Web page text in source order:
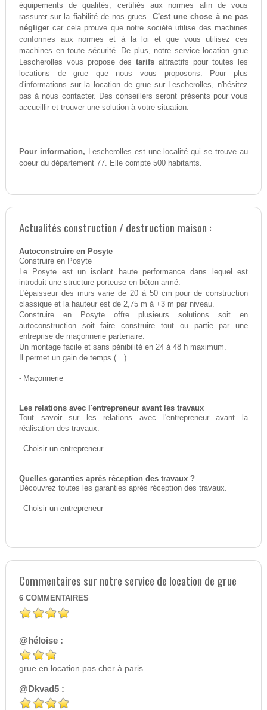
équipements de qualités, certifiés aux normes afin de vous
rassurer sur la fiabilité de nos grues. C'est une chose à ne pas
négligercar cela prouve que notre société utilise des machines
conformes aux normes et à la loi et que vous utilisez ces
machines en toute sécurité. De plus, notre service location grue
Lescherolles vous propose des tarifs attractifs pour toutes les
locations de grue que nous vous proposons. Pour plus
d'informations sur la location de grue sur Lescherolles, n'hésitez
pas à nous contacter. Des conseillers seront présents pour vous
accueillir et trouver une solution à votre situation.
Pour information, Lescherolles est une localité qui se trouve au
coeur du département 77. Elle compte 500 habitants.
Actualités construction / destruction maison :
Autoconstruire en Posyte
Construire en Posyte
Le Posyte est un isolant haute performance dans lequel est
introduit une structure porteuse en béton armé.
L'épaisseur des murs varie de 20 à 50 cm pour de construction
classique et la hauteur est de 2,75 m à +3 m par niveau.
Construire en Posyte offre plusieurs solutions soit en
autoconstruction soit faire construire tout ou partie par une
entreprise de maçonnerie partenaire.
Un montage facile et sans pénibilité en 24 à 48 h maximum.
Il permet un gain de temps (…)
- Maçonnerie
Les relations avec l'entrepreneur avant les travaux
Tout savoir sur les relations avec l'entrepreneur avant la
réalisation des travaux.
- Choisir un entrepreneur
Quelles garanties après réception des travaux ?
Découvrez toutes les garanties après réception des travaux.
- Choisir un entrepreneur
Commentaires sur notre service de location de grue
6 COMMENTAIRES
@héloise :
grue en location pas cher à paris
@Dkvad5 :